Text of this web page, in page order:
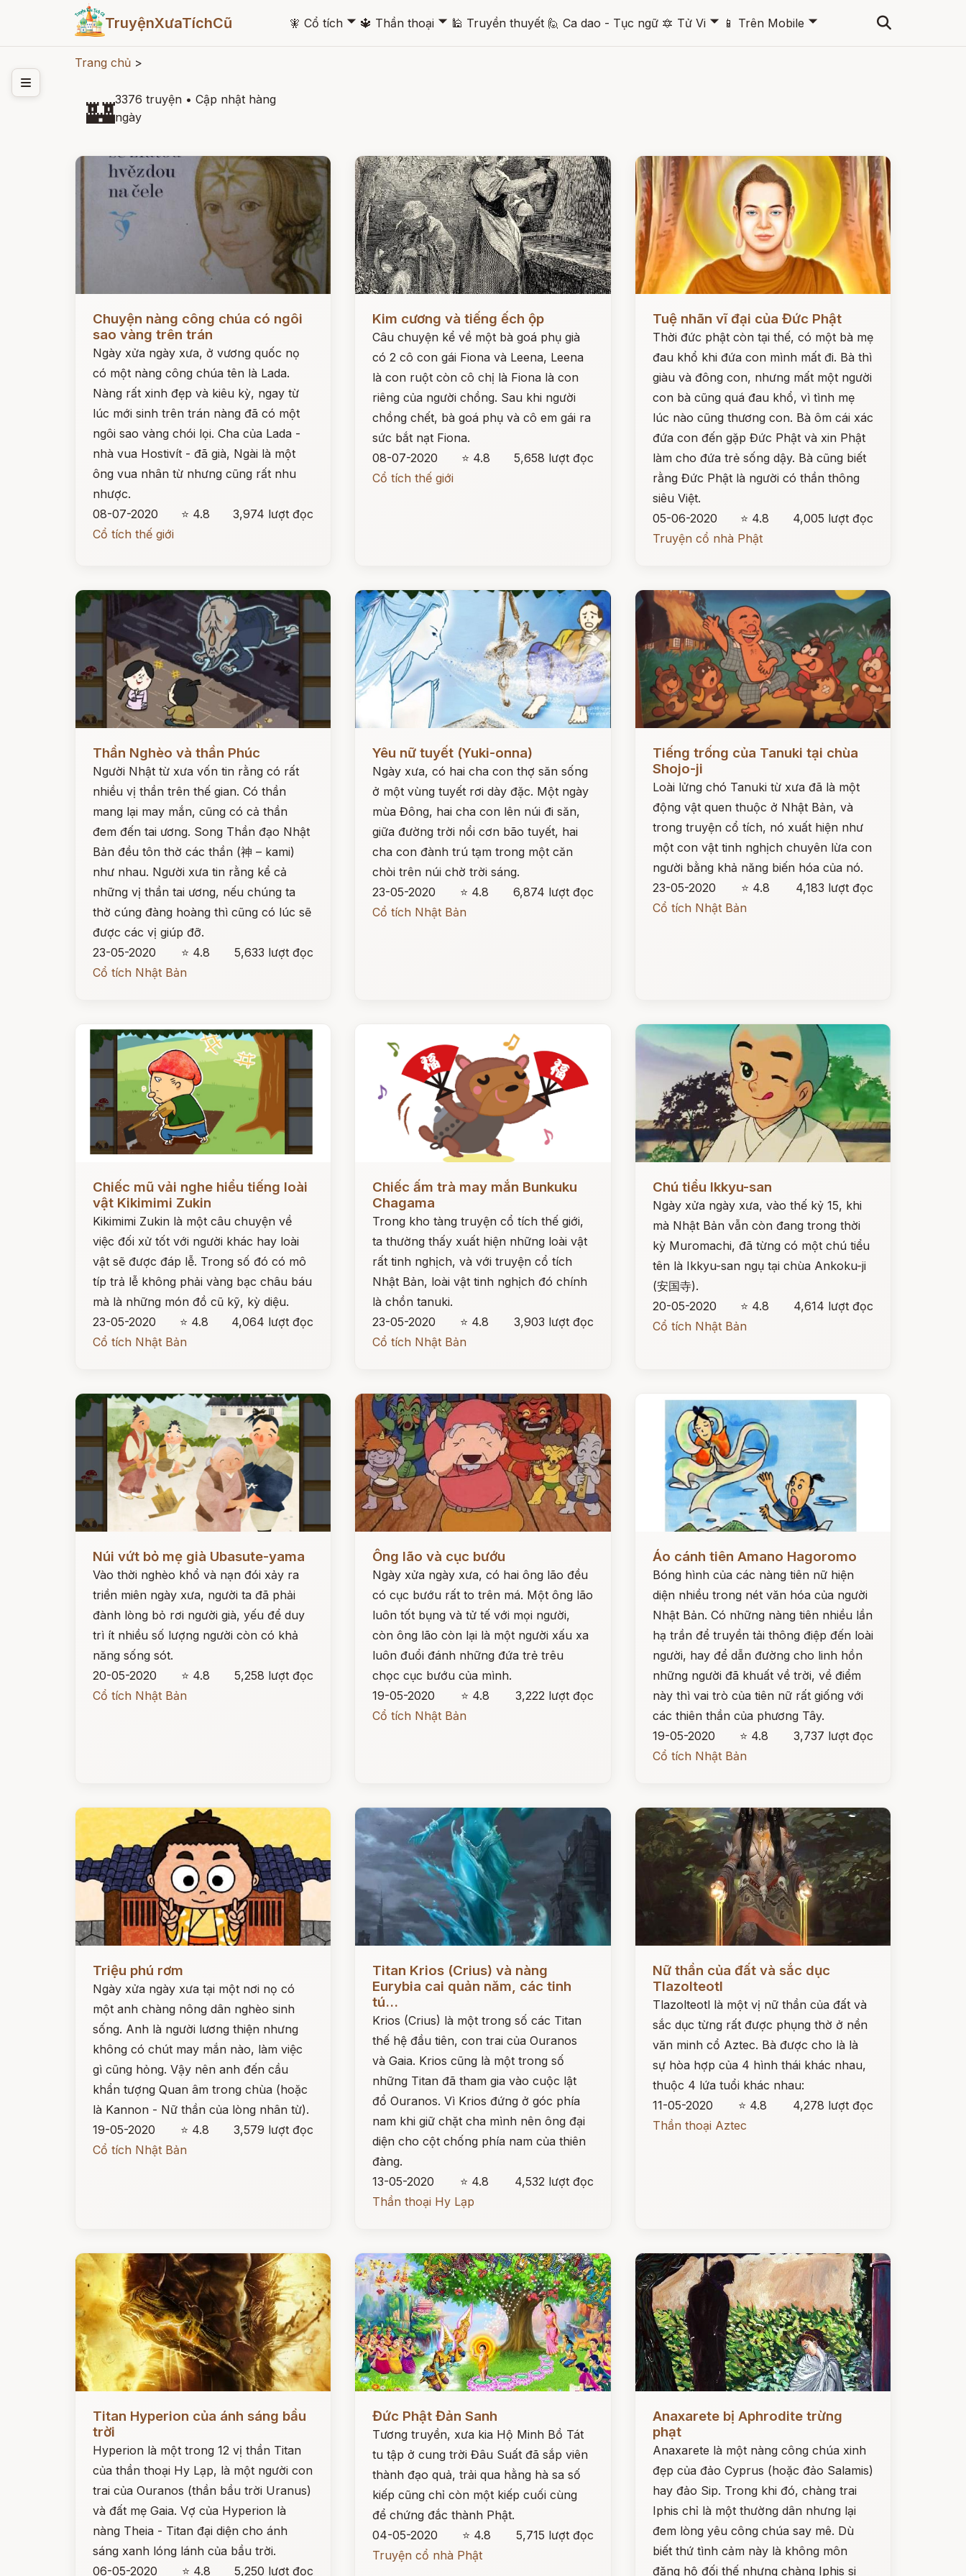
TruyệnXưaTíchCũ 🧚 Cổ tích 🞃 🔱 Thần thoại 🞃 🕌 Truyền thuyết 🙋 Ca dao - Tục ngữ 🔯 Tử Vi 🞃 📱 Trên Mobile 🞃
Trang chủ >
🏰3376 truyện • Cập nhật hàng
ngày
Chuyện nàng công chúa có ngôi
sao vàng trên trán
Ngày xửa ngày xưa, ở vương quốc nọ
có một nàng công chúa tên là Lada.
Nàng rất xinh đẹp và kiêu kỳ, ngay từ
lúc mới sinh trên trán nàng đã có một
ngôi sao vàng chói lọi. Cha của Lada -
nhà vua Hostivít - đã già, Ngài là một
ông vua nhân từ nhưng cũng rất nhu
nhược.
08-07-2020
⭐ 4.8
3,974 lượt đọc
Cổ tích thế giới
Kim cương và tiếng ếch ộp
Câu chuyện kể về một bà goá phụ già
có 2 cô con gái Fiona và Leena, Leena
là con ruột còn cô chị là Fiona là con
riêng của người chồng. Sau khi người
chồng chết, bà goá phụ và cô em gái ra
sức bắt nạt Fiona.
08-07-2020
⭐ 4.8
5,658 lượt đọc
Cổ tích thế giới
Tuệ nhãn vĩ đại của Đức Phật
Thời đức phật còn tại thế, có một bà mẹ
đau khổ khi đứa con mình mất đi. Bà thì
giàu và đông con, nhưng mất một người
con bà cũng quá đau khổ, vì tình mẹ
lúc nào cũng thương con. Bà ôm cái xác
đứa con đến gặp Đức Phật và xin Phật
làm cho đứa trẻ sống dậy. Bà cũng biết
rằng Đức Phật là người có thần thông
siêu Việt.
05-06-2020
⭐ 4.8
4,005 lượt đọc
Truyện cổ nhà Phật
Đọc ngay
Thần Nghèo và thần Phúc
Người Nhật từ xưa vốn tin rằng có rất
nhiều vị thần trên thế gian. Có thần
mang lại may mắn, cũng có cả thần
đem đến tai ương. Song Thần đạo Nhật
Bản đều tôn thờ các thần (神 – kami)
như nhau. Người xưa tin rằng kể cả
những vị thần tai ương, nếu chúng ta
thờ cúng đàng hoàng thì cũng có lúc sẽ
được các vị giúp đỡ.
23-05-2020
⭐ 4.8
5,633 lượt đọc
Cổ tích Nhật Bản
Yêu nữ tuyết (Yuki-onna)
Ngày xưa, có hai cha con thợ săn sống
ở một vùng tuyết rơi dày đặc. Một ngày
mùa Đông, hai cha con lên núi đi săn,
giữa đường trời nổi cơn bão tuyết, hai
cha con đành trú tạm trong một căn
chòi trên núi chờ trời sáng.
23-05-2020
⭐ 4.8
6,874 lượt đọc
Cổ tích Nhật Bản
Đọc ngay
Tiếng trống của Tanuki tại chùa
Shojo-ji
Loài lửng chó Tanuki từ xưa đã là một
động vật quen thuộc ở Nhật Bản, và
trong truyện cổ tích, nó xuất hiện như
một con vật tinh nghịch chuyên lừa con
người bằng khả năng biến hóa của nó.
23-05-2020
⭐ 4.8
4,183 lượt đọc
Cổ tích Nhật Bản
Đọc ngay
Chiếc mũ vải nghe hiểu tiếng loài
vật Kikimimi Zukin
Kikimimi Zukin là một câu chuyện về
việc đối xử tốt với người khác hay loài
vật sẽ được đáp lễ. Trong số đó có mô
típ trả lễ không phải vàng bạc châu báu
mà là những món đồ cũ kỹ, kỳ diệu.
23-05-2020
⭐ 4.8
4,064 lượt đọc
Cổ tích Nhật Bản
Đọc ngay
Chiếc ấm trà may mắn Bunkuku
Chagama
Trong kho tàng truyện cổ tích thế giới,
ta thường thấy xuất hiện những loài vật
rất tinh nghịch, và với truyện cổ tích
Nhật Bản, loài vật tinh nghịch đó chính
là chồn tanuki.
23-05-2020
⭐ 4.8
3,903 lượt đọc
Cổ tích Nhật Bản
Chú tiểu Ikkyu-san
Ngày xửa ngày xưa, vào thế kỷ 15, khi
mà Nhật Bản vẫn còn đang trong thời
kỳ Muromachi, đã từng có một chú tiểu
tên là Ikkyu-san ngụ tại chùa Ankoku-ji
(安国寺).
20-05-2020
⭐ 4.8
4,614 lượt đọc
Cổ tích Nhật Bản
Núi vứt bỏ mẹ già Ubasute-yama
Vào thời nghèo khổ và nạn đói xảy ra
triền miên ngày xưa, người ta đã phải
đành lòng bỏ rơi người già, yếu để duy
trì ít nhiều số lượng người còn có khả
năng sống sót.
20-05-2020
⭐ 4.8
5,258 lượt đọc
Cổ tích Nhật Bản
Đọc ngay
Ông lão và cục bướu
Ngày xửa ngày xưa, có hai ông lão đều
có cục bướu rất to trên má. Một ông lão
luôn tốt bụng và tử tế với mọi người,
còn ông lão còn lại là một người xấu xa
luôn đuổi đánh những đứa trẻ trêu
chọc cục bướu của mình.
19-05-2020
⭐ 4.8
3,222 lượt đọc
Cổ tích Nhật Bản
Đọc ngay
Áo cánh tiên Amano Hagoromo
Bóng hình của các nàng tiên nữ hiện
diện nhiều trong nét văn hóa của người
Nhật Bản. Có những nàng tiên nhiều lần
hạ trần để truyền tải thông điệp đến loài
người, hay để dẫn đường cho linh hồn
những người đã khuất về trời, về điểm
này thì vai trò của tiên nữ rất giống với
các thiên thần của phương Tây.
19-05-2020
⭐ 4.8
3,737 lượt đọc
Cổ tích Nhật Bản
Triệu phú rơm
Ngày xửa ngày xưa tại một nơi nọ có
một anh chàng nông dân nghèo sinh
sống. Anh là người lương thiện nhưng
không có chút may mắn nào, làm việc
gì cũng hỏng. Vậy nên anh đến cầu
khẩn tượng Quan âm trong chùa (hoặc
là Kannon - Nữ thần của lòng nhân từ).
19-05-2020
⭐ 4.8
3,579 lượt đọc
Cổ tích Nhật Bản
Titan Krios (Crius) và nàng
Eurybia cai quản năm, các tinh
tú...
Krios (Crius) là một trong số các Titan
thế hệ đầu tiên, con trai của Ouranos
và Gaia. Krios cũng là một trong số
những Titan đã tham gia vào cuộc lật
đổ Ouranos. Vì Krios đứng ở góc phía
nam khi giữ chặt cha mình nên ông đại
diện cho cột chống phía nam của thiên
đàng.
13-05-2020
⭐ 4.8
4,532 lượt đọc
Thần thoại Hy Lạp
Nữ thần của đất và sắc dục
Tlazolteotl
Tlazolteotl là một vị nữ thần của đất và
sắc dục từng rất được phụng thờ ở nền
văn minh cổ Aztec. Bà được cho là là
sự hòa hợp của 4 hình thái khác nhau,
thuộc 4 lứa tuổi khác nhau:
11-05-2020
⭐ 4.8
4,278 lượt đọc
Thần thoại Aztec
Titan Hyperion của ánh sáng bầu
trời
Hyperion là một trong 12 vị thần Titan
của thần thoại Hy Lạp, là một người con
trai của Ouranos (thần bầu trời Uranus)
và đất mẹ Gaia. Vợ của Hyperion là
nàng Theia - Titan đại diện cho ánh
sáng xanh lóng lánh của bầu trời.
06-05-2020
⭐ 4.8 5,250 lượt đọc
Đức Phật Đản Sanh
Tương truyền, xưa kia Hộ Minh Bồ Tát
tu tập ở cung trời Đâu Suất đã sắp viên
thành đạo quả, trải qua hằng hà sa số
kiếp cũng chỉ còn một kiếp cuối cùng
để chứng đắc thành Phật.
04-05-2020
⭐ 4.8
5,715 lượt đọc
Truyện cổ nhà Phật
Anaxarete bị Aphrodite trừng
phạt
Anaxarete là một nàng công chúa xinh
đẹp của đảo Cyprus (hoặc đảo Salamis)
hay đảo Sip. Trong khi đó, chàng trai
Iphis chỉ là một thường dân nhưng lại
đem lòng yêu công chúa say mê. Dù
biết thứ tình cảm này là không môn
đăng hộ đối thế nhưng chàng Iphis si